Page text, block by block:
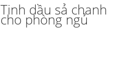
Tinh dầu sả chanh
cho phòng ngủ